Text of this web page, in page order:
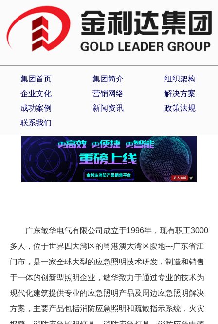
集团首页 集团简介
组织架构
企业文化
营销网络
解决方案
成功案例
新闻资讯
政策法规
联系我们
广东敏华电气有限公司成立于1996年，现有职工3000
多人，位于世界四大湾区的粤港澳大湾区腹地---广东省江
门市，是一家全球大型的应急照明技术研发，制造和销售
于一体的创新型照明企业，敏华致力于通过专业的技术为
现代化建筑提供专业的应急照明产品及周边应急照明解决
方案，主要产品包括消防应急照明和疏散指示系统，火灾